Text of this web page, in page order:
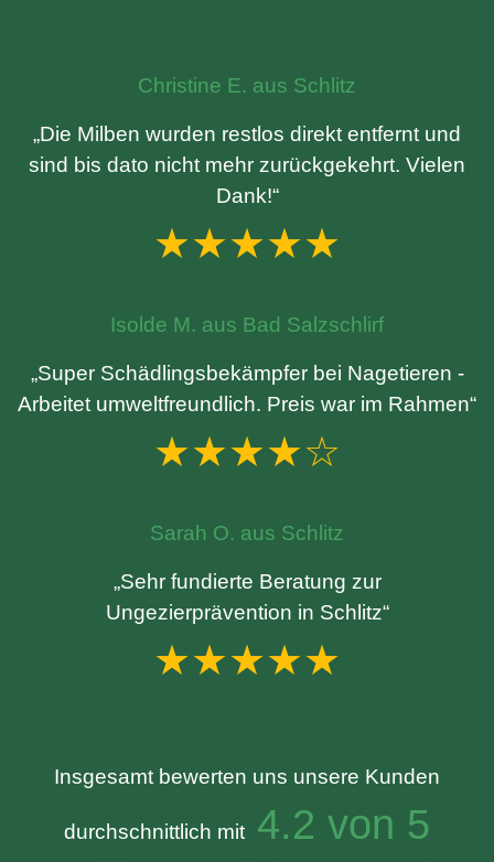
Christine E. aus Schlitz
„Die Milben wurden restlos direkt entfernt und
sind bis dato nicht mehr zurückgekehrt. Vielen
Dank!“
★★★★★
Isolde M. aus Bad Salzschlirf
„Super Schädlingsbekämpfer bei Nagetieren -
Arbeitet umweltfreundlich. Preis war im Rahmen“
★★★★☆
Sarah O. aus Schlitz
„Sehr fundierte Beratung zur
Ungezierprävention in Schlitz“
★★★★★
Insgesamt bewerten uns unsere Kunden
durchschnittlich mit 4.2 von 5